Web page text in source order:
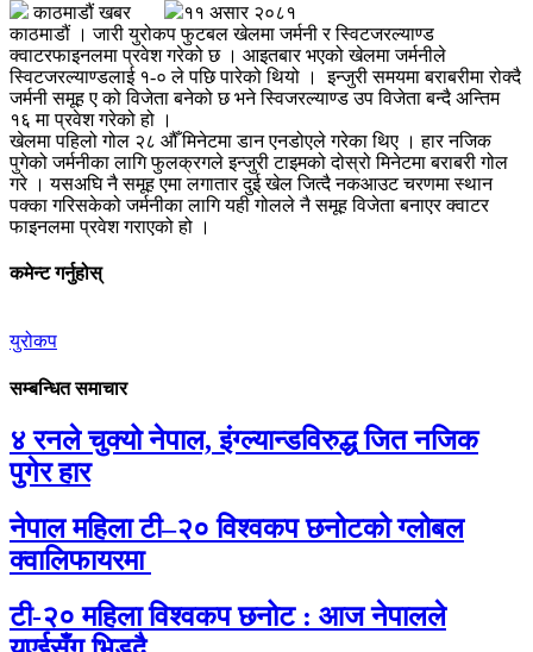
काठमाडौं खबर
११ असार २०८१
काठमाडौं । जारी युरोकप फुटबल खेलमा जर्मनी र स्विटजरल्याण्ड
क्वाटरफाइनलमा प्रवेश गरेको छ । आइतबार भएको खेलमा जर्मनीले
स्विटजरल्याण्डलाई १-० ले पछि पारेको थियो । इन्जुरी समयमा बराबरीमा रोक्दै
जर्मनी समूह ए को विजेता बनेको छ भने स्विजरल्याण्ड उप विजेता बन्दै अन्तिम
१६ मा प्रवेश गरेको हो ।
खेलमा पहिलो गोल २८ औँ मिनेटमा डान एनडोएले गरेका थिए । हार नजिक
पुगेको जर्मनीका लागि फुलक्रगले इन्जुरी टाइमको दोस्रो मिनेटमा बराबरी गोल
गरे । यसअघि नै समूह एमा लगातार दुई खेल जित्दै नकआउट चरणमा स्थान
पक्का गरिसकेको जर्मनीका लागि यही गोलले नै समूह विजेता बनाएर क्वाटर
फाइनलमा प्रवेश गराएको हो ।
कमेन्ट गर्नुहोस्
युरोकप
सम्बन्धित समाचार
४ रनले चुक्यो नेपाल, इंग्ल्यान्डविरुद्ध जित नजिक
पुगेर हार
नेपाल महिला टी–२० विश्वकप छनोटको ग्लोबल
क्वालिफायरमा
टी-२० महिला विश्वकप छनोट : आज नेपालले